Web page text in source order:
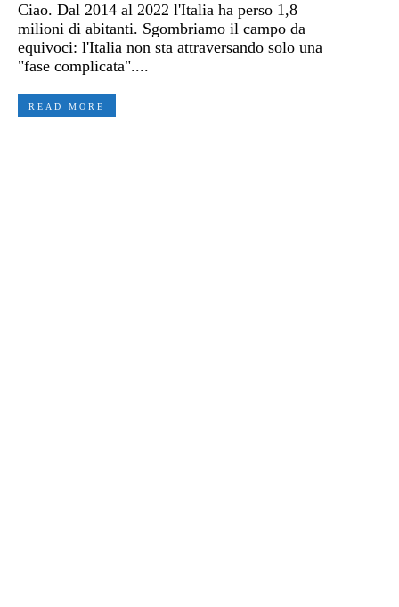
Ciao. Dal 2014 al 2022 l'Italia ha perso 1,8
milioni di abitanti. Sgombriamo il campo da
equivoci: l'Italia non sta attraversando solo una
"fase complicata"....
READ MORE